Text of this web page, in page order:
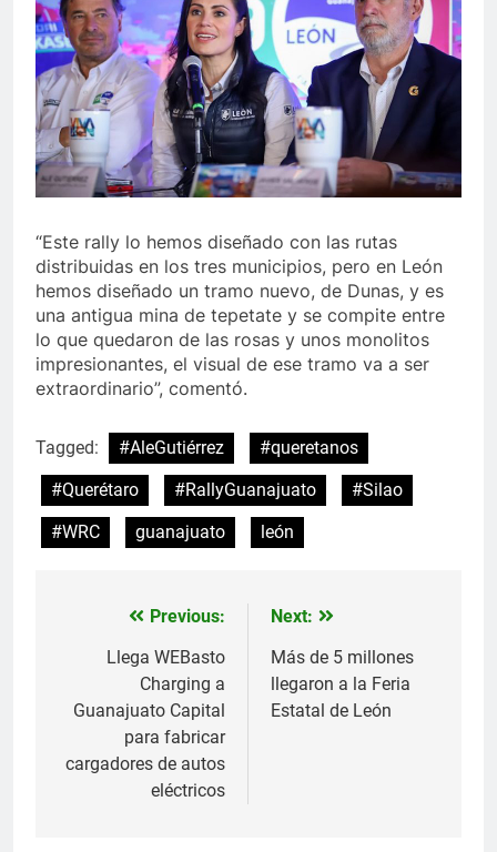
“Este rally lo hemos diseñado con las rutas
distribuidas en los tres municipios, pero en León
hemos diseñado un tramo nuevo, de Dunas, y es
una antigua mina de tepetate y se compite entre
lo que quedaron de las rosas y unos monolitos
impresionantes, el visual de ese tramo va a ser
extraordinario”, comentó.
Tagged: #AleGutiérrez
#queretanos
#Querétaro
#RallyGuanajuato
#Silao
#WRC
guanajuato león
Navegación
entradas
Previous:
Llega WEBasto
Charging a
Guanajuato Capital
para fabricar
cargadores de autos
eléctricos
Next:
Más de 5 millones
llegaron a la Feria
Estatal de León